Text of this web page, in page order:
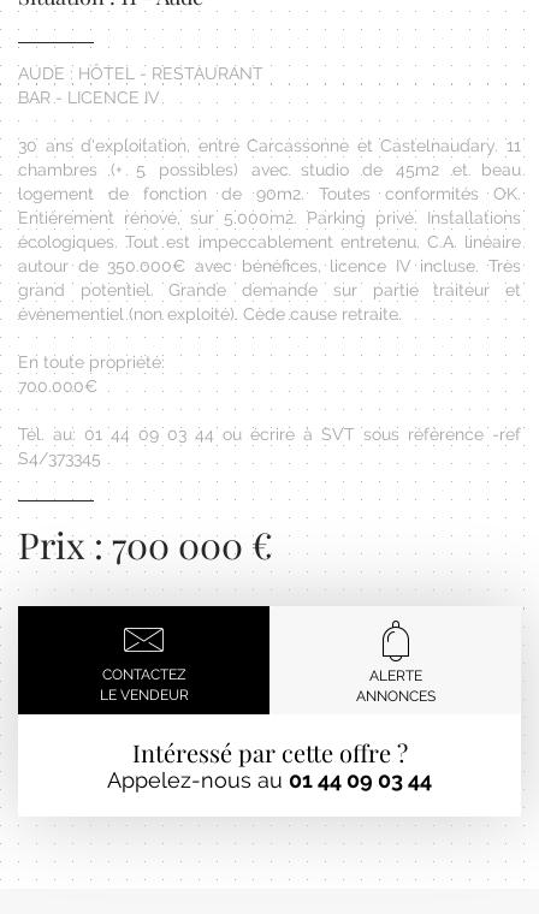
AUDE : HÔTEL - RESTAURANT
BAR - LICENCE IV
30 ans d'exploitation, entre Carcassonne et Castelnaudary. 11
chambres (+ 5 possibles) avec studio de 45m2 et beau
logement de fonction de 90m2. Toutes conformités OK.
Entièrement rénové, sur 5.000m2. Parking privé. Installations
écologiques. Tout est impeccablement entretenu. C.A. linéaire
autour de 350.000€ avec bénéfices, licence IV incluse. Très
grand potentiel. Grande demande sur partie traiteur et
évènementiel (non exploité). Cède cause retraite.
En toute propriété:
700.000€
Tél. au: 01 44 09 03 44 ou écrire à SVT sous référence -ref
S4/373345
Prix : 700 000 €
CONTACTEZ
LE VENDEUR
ALERTE
ANNONCES
Intéressé par cette offre ?
Appelez-nous au 01 44 09 03 44